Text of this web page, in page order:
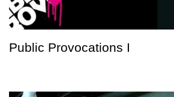
Public Provocations I